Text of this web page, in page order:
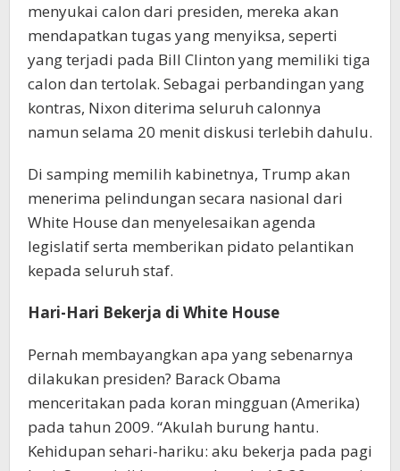
menyukai calon dari presiden, mereka akan
mendapatkan tugas yang menyiksa, seperti
yang terjadi pada Bill Clinton yang memiliki tiga
calon dan tertolak. Sebagai perbandingan yang
kontras, Nixon diterima seluruh calonnya
namun selama 20 menit diskusi terlebih dahulu.
Di samping memilih kabinetnya, Trump akan
menerima pelindungan secara nasional dari
White House dan menyelesaikan agenda
legislatif serta memberikan pidato pelantikan
kepada seluruh staf.
Hari-Hari Bekerja di White House
Pernah membayangkan apa yang sebenarnya
dilakukan presiden? Barack Obama
menceritakan pada koran mingguan (Amerika)
pada tahun 2009. “Akulah burung hantu.
Kehidupan sehari-hariku: aku bekerja pada pagi